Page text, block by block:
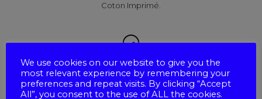
Coton Imprimé.
Chemises pour femmes
We use cookies on our website to give you the
most relevant experience by remembering your
preferences and repeat visits. By clicking “Accept
All”, you consent to the use of ALL the cookies.